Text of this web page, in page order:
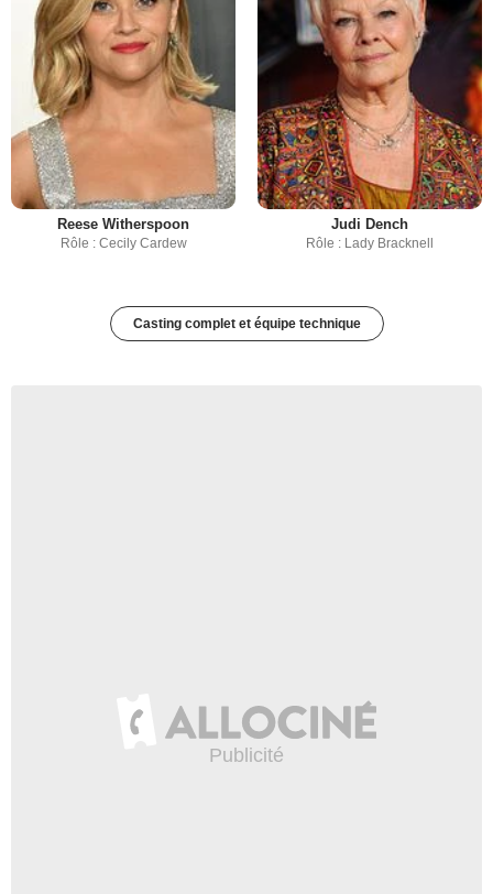
Reese Witherspoon
Rôle : Cecily Cardew
Judi Dench
Rôle : Lady Bracknell
Casting complet et équipe technique